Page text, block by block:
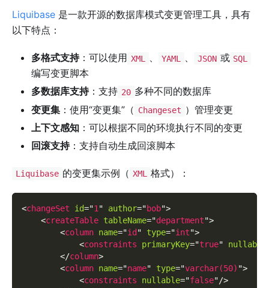
Liquibase 是一款开源的数据库模式变更管理工具，具有
以下特点：
多格式支持：可以使用 XML 、 YAML 、 JSON 或 SQL
编写变更脚本
多数据库支持：支持 20 多种不同的数据库
变更集 ：使用“变更集”（ Changeset ）管理变更
上下文感知 ：可以根据不同的环境执行不同的变更
回滚支持：支持自动生成回滚脚本
Liquibase 的变更集示例（ XML 格式）：
<changeSet id="1 " author="bob">
<createTable tableName="department">
<column name="id " type="int">
<constraints primaryKey="true" nullable
</column>
<column name="name" type="varchar(50) ">
<constraints nullable="false"/>